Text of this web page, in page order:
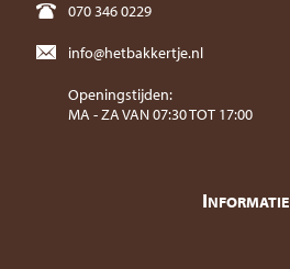
070 346 0229
info@hetbakkertje.nl
Openingstijden:
MA - ZA VAN 07:30 TOT 17:00
INFORMATIE